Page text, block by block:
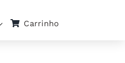
Carrinho